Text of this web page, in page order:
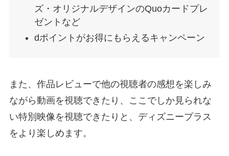
ズ・オリジナルデザインのQuoカードプレ
ゼントなど
dポイントがお得にもらえるキャンペーン
また、作品レビューで他の視聴者の感想を楽しみ
ながら動画を視聴できたり、ここでしか見られな
い特別映像を視聴できたりと、ディズニープラス
をより楽しめます。